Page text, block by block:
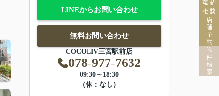
相談
店舗予約
物件検索
LINEからお問い合わせ
無料お問い合わせ
COCOLIV三宮駅前店
078-977-7632
09:30～18:30
（休：なし）